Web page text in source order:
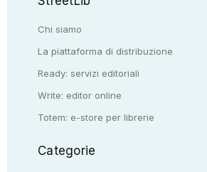
Chi siamo
La piattaforma di distribuzione
Ready: servizi editoriali
Write: editor online
Totem: e-store per librerie
Categorie